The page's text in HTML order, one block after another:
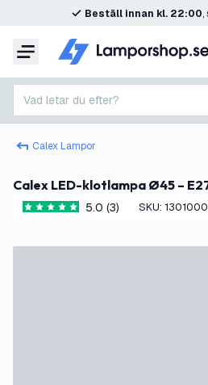
Beställ innan kl. 22:00,
Meny
Vad letar du efter?
Calex Lampor
Calex LED-klotlampa Ø45 –
5 stjärnbetyg5.0 (3) SKU: